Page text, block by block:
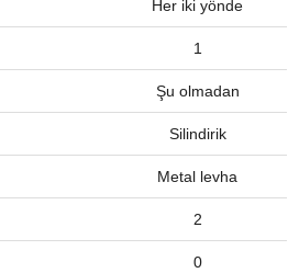
Her iki yönde
1
Şu olmadan
Silindirik
Metal levha
2
0